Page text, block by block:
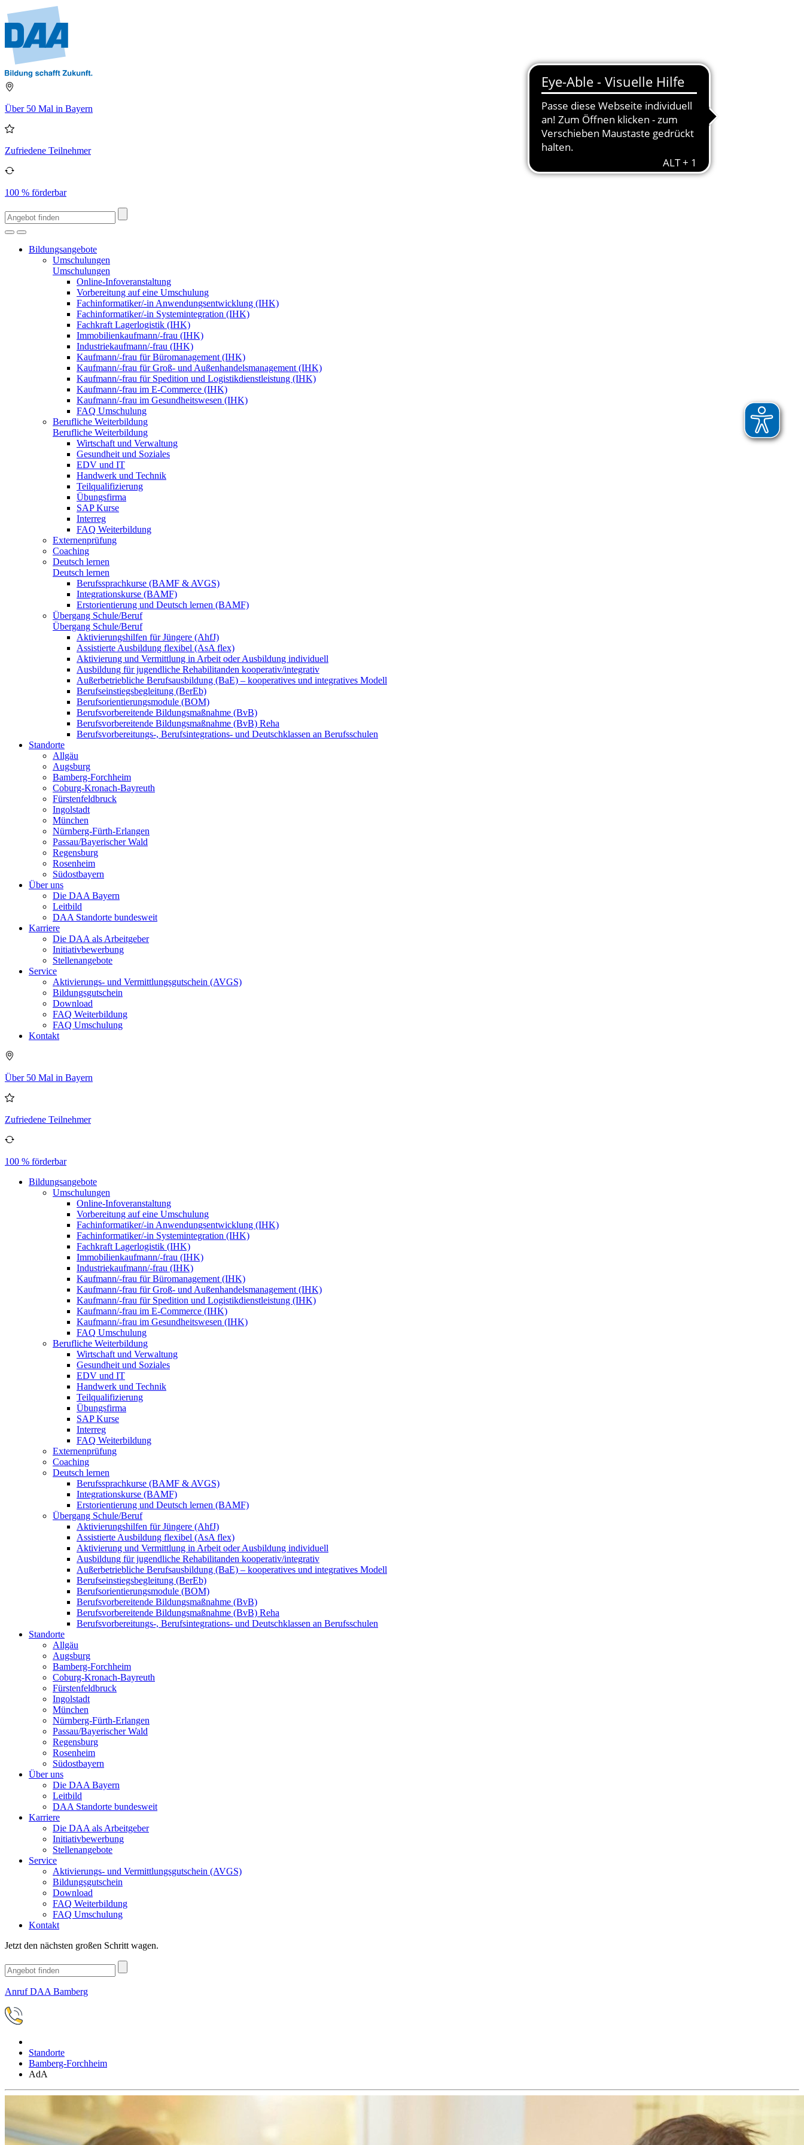
Über 50 Mal in Bayern
Zufriedene Teilnehmer
100 % förderbar
Bildungsangebote
Umschulungen
Umschulungen
Online-Infoveranstaltung
Vorbereitung auf eine Umschulung
Fachinformatiker/-in Anwendungsentwicklung (IHK)
Fachinformatiker/-in Systemintegration (IHK)
Fachkraft Lagerlogistik (IHK)
Immobilienkaufmann/-frau (IHK)
Industriekaufmann/-frau (IHK)
Kaufmann/-frau für Büromanagement (IHK)
Kaufmann/-frau für Groß- und Außenhandelsmanagement (IHK)
Kaufmann/-frau für Spedition und Logistikdienstleistung (IHK)
Kaufmann/-frau im E-Commerce (IHK)
Kaufmann/-frau im Gesundheitswesen (IHK)
FAQ Umschulung
Berufliche Weiterbildung
Berufliche Weiterbildung
Wirtschaft und Verwaltung
Gesundheit und Soziales
EDV und IT
Handwerk und Technik
Teilqualifizierung
Übungsfirma
SAP Kurse
Interreg
FAQ Weiterbildung
Externenprüfung
Coaching
Deutsch lernen
Deutsch lernen
Berufssprachkurse (BAMF & AVGS)
Integrationskurse (BAMF)
Erstorientierung und Deutsch lernen (BAMF)
Übergang Schule/Beruf
Übergang Schule/Beruf
Aktivierungshilfen für Jüngere (AhfJ)
Assistierte Ausbildung flexibel (AsA flex)
Aktivierung und Vermittlung in Arbeit oder Ausbildung individuell
Ausbildung für jugendliche Rehabilitanden kooperativ/integrativ
Außerbetriebliche Berufsausbildung (BaE) – kooperatives und integratives Modell
Berufseinstiegsbegleitung (BerEb)
Berufsorientierungsmodule (BOM)
Berufsvorbereitende Bildungsmaßnahme (BvB)
Berufsvorbereitende Bildungsmaßnahme (BvB) Reha
Berufsvorbereitungs-, Berufsintegrations- und Deutschklassen an Berufsschulen
Standorte
Allgäu
Augsburg
Bamberg-Forchheim
Coburg-Kronach-Bayreuth
Fürstenfeldbruck
Ingolstadt
München
Nürnberg-Fürth-Erlangen
Passau/Bayerischer Wald
Regensburg
Rosenheim
Südostbayern
Über uns
Die DAA Bayern
Leitbild
DAA Standorte bundesweit
Karriere
Die DAA als Arbeitgeber
Initiativbewerbung
Stellenangebote
Service
Aktivierungs- und Vermittlungsgutschein (AVGS)
Bildungsgutschein
Download
FAQ Weiterbildung
FAQ Umschulung
Kontakt
Über 50 Mal in Bayern
Zufriedene Teilnehmer
100 % förderbar
Bildungsangebote
Umschulungen
Online-Infoveranstaltung
Vorbereitung auf eine Umschulung
Fachinformatiker/-in Anwendungsentwicklung (IHK)
Fachinformatiker/-in Systemintegration (IHK)
Fachkraft Lagerlogistik (IHK)
Immobilienkaufmann/-frau (IHK)
Industriekaufmann/-frau (IHK)
Kaufmann/-frau für Büromanagement (IHK)
Kaufmann/-frau für Groß- und Außenhandelsmanagement (IHK)
Kaufmann/-frau für Spedition und Logistikdienstleistung (IHK)
Kaufmann/-frau im E-Commerce (IHK)
Kaufmann/-frau im Gesundheitswesen (IHK)
FAQ Umschulung
Berufliche Weiterbildung
Wirtschaft und Verwaltung
Gesundheit und Soziales
EDV und IT
Handwerk und Technik
Teilqualifizierung
Übungsfirma
SAP Kurse
Interreg
FAQ Weiterbildung
Externenprüfung
Coaching
Deutsch lernen
Berufssprachkurse (BAMF & AVGS)
Integrationskurse (BAMF)
Erstorientierung und Deutsch lernen (BAMF)
Übergang Schule/Beruf
Aktivierungshilfen für Jüngere (AhfJ)
Assistierte Ausbildung flexibel (AsA flex)
Aktivierung und Vermittlung in Arbeit oder Ausbildung individuell
Ausbildung für jugendliche Rehabilitanden kooperativ/integrativ
Außerbetriebliche Berufsausbildung (BaE) – kooperatives und integratives Modell
Berufseinstiegsbegleitung (BerEb)
Berufsorientierungsmodule (BOM)
Berufsvorbereitende Bildungsmaßnahme (BvB)
Berufsvorbereitende Bildungsmaßnahme (BvB) Reha
Berufsvorbereitungs-, Berufsintegrations- und Deutschklassen an Berufsschulen
Standorte
Allgäu
Augsburg
Bamberg-Forchheim
Coburg-Kronach-Bayreuth
Fürstenfeldbruck
Ingolstadt
München
Nürnberg-Fürth-Erlangen
Passau/Bayerischer Wald
Regensburg
Rosenheim
Südostbayern
Über uns
Die DAA Bayern
Leitbild
DAA Standorte bundesweit
Karriere
Die DAA als Arbeitgeber
Initiativbewerbung
Stellenangebote
Service
Aktivierungs- und Vermittlungsgutschein (AVGS)
Bildungsgutschein
Download
FAQ Weiterbildung
FAQ Umschulung
Kontakt
Jetzt den nächsten großen Schritt wagen.
Anruf DAA Bamberg
Standorte
Bamberg-Forchheim
AdA